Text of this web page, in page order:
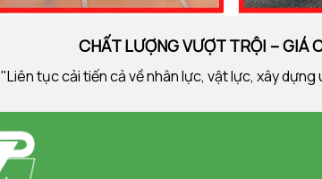
CHẤT LƯỢNG VƯỢT TRỘI – GIÁ
"Liên tục cải tiến cả về nhân lực, vật lực, xây